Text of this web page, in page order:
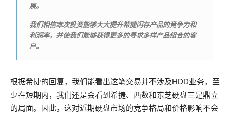
展。
我们相信本次投资能够大大提升希捷闪存产品的竞争力和
利润率，并使我们能够获得更多的寻求多样产品组合的客
户。
根据希捷的回复，我们能看出这笔交易并不涉及HDD业务，至
少在短期内，我们还是会看到希捷、西数和东芝硬盘三足鼎立
的局面。因此，这对近期硬盘市场的竞争格局和价格影响不会